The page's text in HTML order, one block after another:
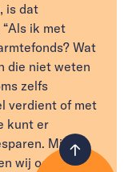
is dat
ik met
Wat
die niet weten
zelfs
verdient of met
kunt er
Mijn
wij ook.”